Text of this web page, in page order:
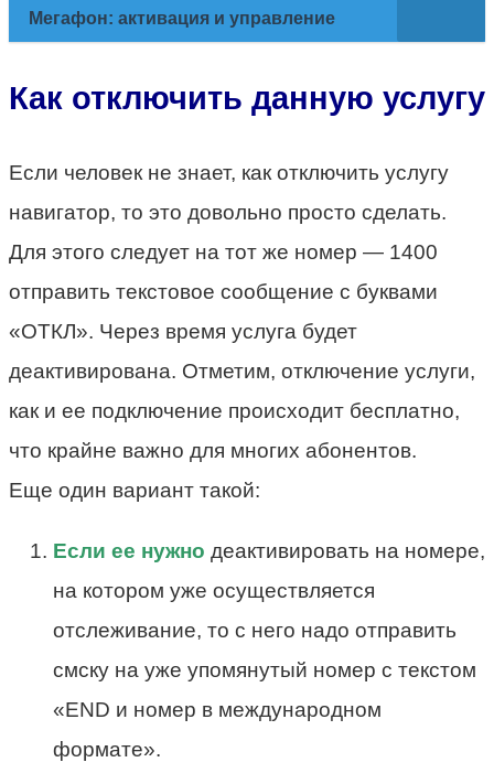
Мегафон: активация и управление
Как отключить данную услугу
Если человек не знает, как отключить услугу
навигатор, то это довольно просто сделать.
Для этого следует на тот же номер — 1400
отправить текстовое сообщение с буквами
«ОТКЛ». Через время услуга будет
деактивирована. Отметим, отключение услуги,
как и ее подключение происходит бесплатно,
что крайне важно для многих абонентов.
Еще один вариант такой:
Если ее нужно деактивировать на номере,
на котором уже осуществляется
отслеживание, то с него надо отправить
смску на уже упомянутый номер с текстом
«END и номер в международном
формате».